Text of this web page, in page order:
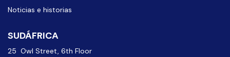
Noticias e historias
SUDÁFRICA
25 Owl Street, 6th Floor